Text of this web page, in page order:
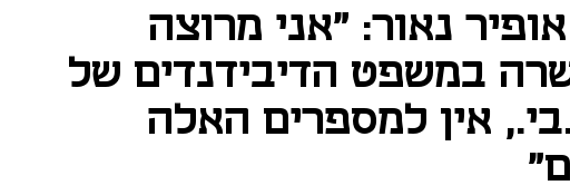
נאור: "אני מרוצה
במשפט הדיבידנדים של
אין למספרים האלה